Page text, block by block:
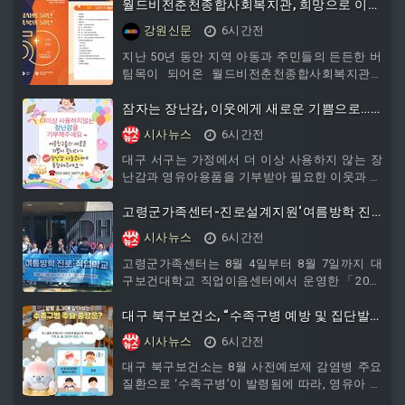
월드비전춘천종합사회복지관, 희망으로 이어
온 50년…새로운 50년의 문 열다
강원신문
6시간전
지난 50년 동안 지역 아동과 주민들의 든든한 버
팀목이 되어온 월드비전춘천종합사회복지관이
한 희망의 문을 연다.월드비전춘천종합사회복지
관은 오는 8월 12일 춘천문화예술회관에서 ‘ 함
께한 감사의 50년! 새로운 축복의 50년’을 슬로건
으로 개관 50주년 기념행사를 개최한다.이번 행
사는 복지관이 지역사회와 함께 성장해 온 지난
미래 복지의 방향을 공유하기 위해 마련됐다.이
날 행사에는 육동한 춘천시장, 허영
잠자는 장난감, 이웃에게 새로운 기쁨으로…
대구 서구, 장난감 기부·나눔 사업 추진
시사뉴스
6시간전
대구 서구는 가정에서 더 이상 사용하지 않는 장
난감과 영유아용품을 기부받아 필요한 이웃과 나
사업을 추진한다고 밝혔다. □ 아이봄 장난감도서
관에서 운영하는 이번 사업은 아이의 빠른 성장
으로 사용 시기가 지났지만 상태가 양호한 장난
감과 영유아용품을 수집·재활용
고령군가족센터-진로설계지원‘여름방학 진
로·직업학교’성료
시사뉴스
6시간전
고령군가족센터는 8월 4일부터 8월 7일까지 대
구보건대학교 직업이음센터에서 운영한「2026
이 참여하여 자신의 진로를 탐색하는 뜻깊은 시
간을 가졌다. 이번 프로그램은 고령군가족센터와
대구보건대학교 간 업무협약을 바탕으로 지역 다
문화청소년들에게 양질의
대구 북구보건소, “수족구병 예방 및 집단발
병 관리 강화”
시사뉴스
6시간전
대구 북구보건소는 8월 사전예보제 감염병 주요
질환으로 ‘수족구병’이 발령됨에 따라, 영유아 감